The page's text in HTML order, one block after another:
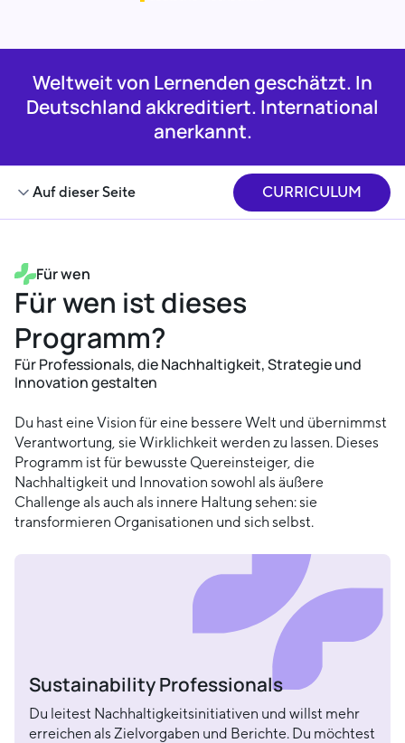
Weltweit von Lernenden geschätzt. In
Deutschland akkreditiert. International
anerkannt.
Auf dieser Seite CURRICULUM
Für wen
Für wen ist dieses
Programm?
Für Professionals, die Nachhaltigkeit, Strategie und
Innovation gestalten
Du hast eine Vision für eine bessere Welt und übernimmst
Verantwortung, sie Wirklichkeit werden zu lassen. Dieses
Programm ist für bewusste Quereinsteiger, die
Nachhaltigkeit und Innovation sowohl als äußere
Challenge als auch als innere Haltung sehen: sie
transformieren Organisationen und sich selbst.
Sustainability Professionals
Du leitest Nachhaltigkeitsinitiativen und willst mehr
erreichen als Zielvorgaben und Berichte. Du möchtest